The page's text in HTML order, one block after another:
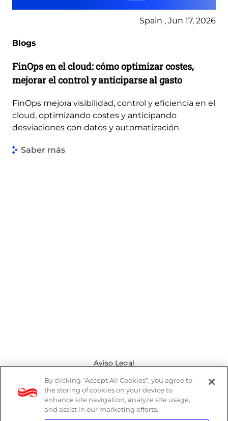
Spain , Jun 17, 2026
Blogs
FinOps en el cloud: cómo optimizar costes,
mejorar el control y anticiparse al gasto
FinOps mejora visibilidad, control y eficiencia en el
cloud, optimizando costes y anticipando
desviaciones con datos y automatización.
Saber más
Aviso Legal
Canal de denuncias
Política de cookies
By clicking “Accept All Cookies”, you agree to
the storing of cookies on your device to
enhance site navigation, analyze site usage,
and assist in our marketing efforts.